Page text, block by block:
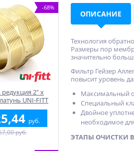
-68%
2" x
UNI-FITT
руб.
руб.
ОПИСАНИЕ
Технология
Размеры пор
значительно
Фильтр Гейзер
повысит уровень
Максимальный
Специальный
Двойное
необходимое
ЭТАПЫ ОЧИСТКИ